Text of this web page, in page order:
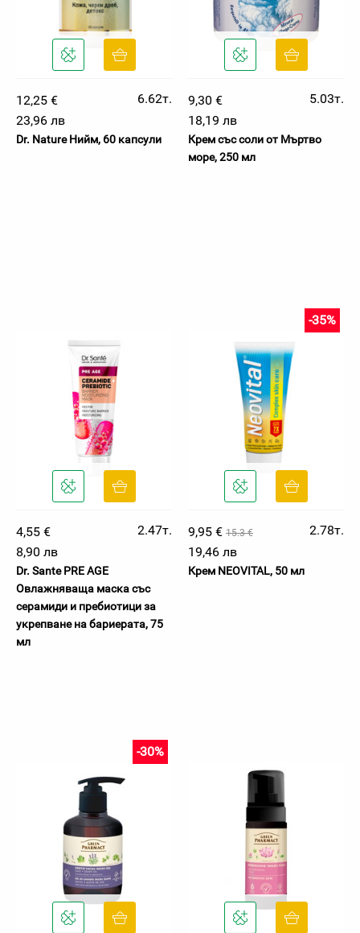
12,25 €
6.62т.
23,96 лв
Dr. Nature Нийм, 60 капсули
9,30 €
5.03т.
18,19 лв
Крем със соли от Мъртво
море, 250 мл
4,55 €
2.47т.
8,90 лв
Dr. Sante PRE AGE
Овлажняваща маска със
серамиди и пребиотици за
укрепване на бариерата, 75
мл
9,95 € 15.3 €
-35%
2.78т.
19,46 лв
Крем NEOVITAL, 50 мл
-30%